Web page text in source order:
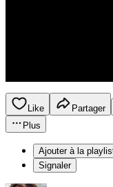
Like Partager
Plus
Ajouter à la
Signaler